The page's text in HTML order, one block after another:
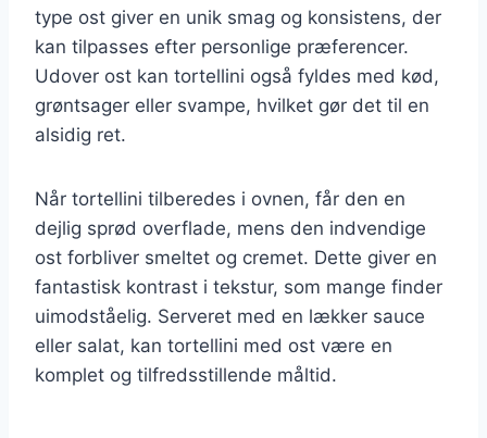
type ost giver en unik smag og konsistens, der
kan tilpasses efter personlige præferencer.
Udover ost kan tortellini også fyldes med kød,
grøntsager eller svampe, hvilket gør det til en
alsidig ret.
Når tortellini tilberedes i ovnen, får den en
dejlig sprød overflade, mens den indvendige
ost forbliver smeltet og cremet. Dette giver en
fantastisk kontrast i tekstur, som mange finder
uimodståelig. Serveret med en lækker sauce
eller salat, kan tortellini med ost være en
komplet og tilfredsstillende måltid.